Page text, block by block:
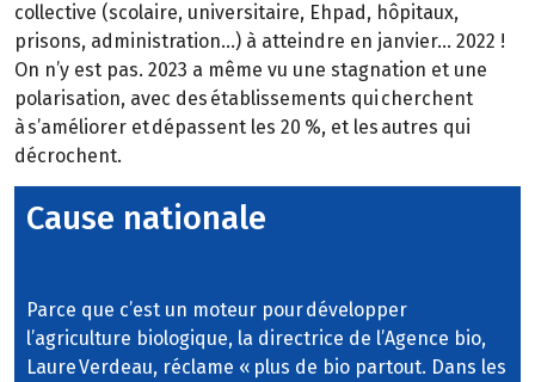
collective (scolaire, universitaire, Ehpad, hôpitaux,
prisons, administration…) à atteindre en janvier… 2022 !
On n’y est pas. 2023 a même vu une stagnation et une
polarisation, avec des établissements qui cherchent
à s’améliorer et dépassent les 20 %, et les autres qui
décrochent.
Cause nationale
Parce que c’est un moteur pour développer
l’agriculture biologique, la directrice de l’Agence bio,
Laure Verdeau, réclame « plus de bio partout. Dans les